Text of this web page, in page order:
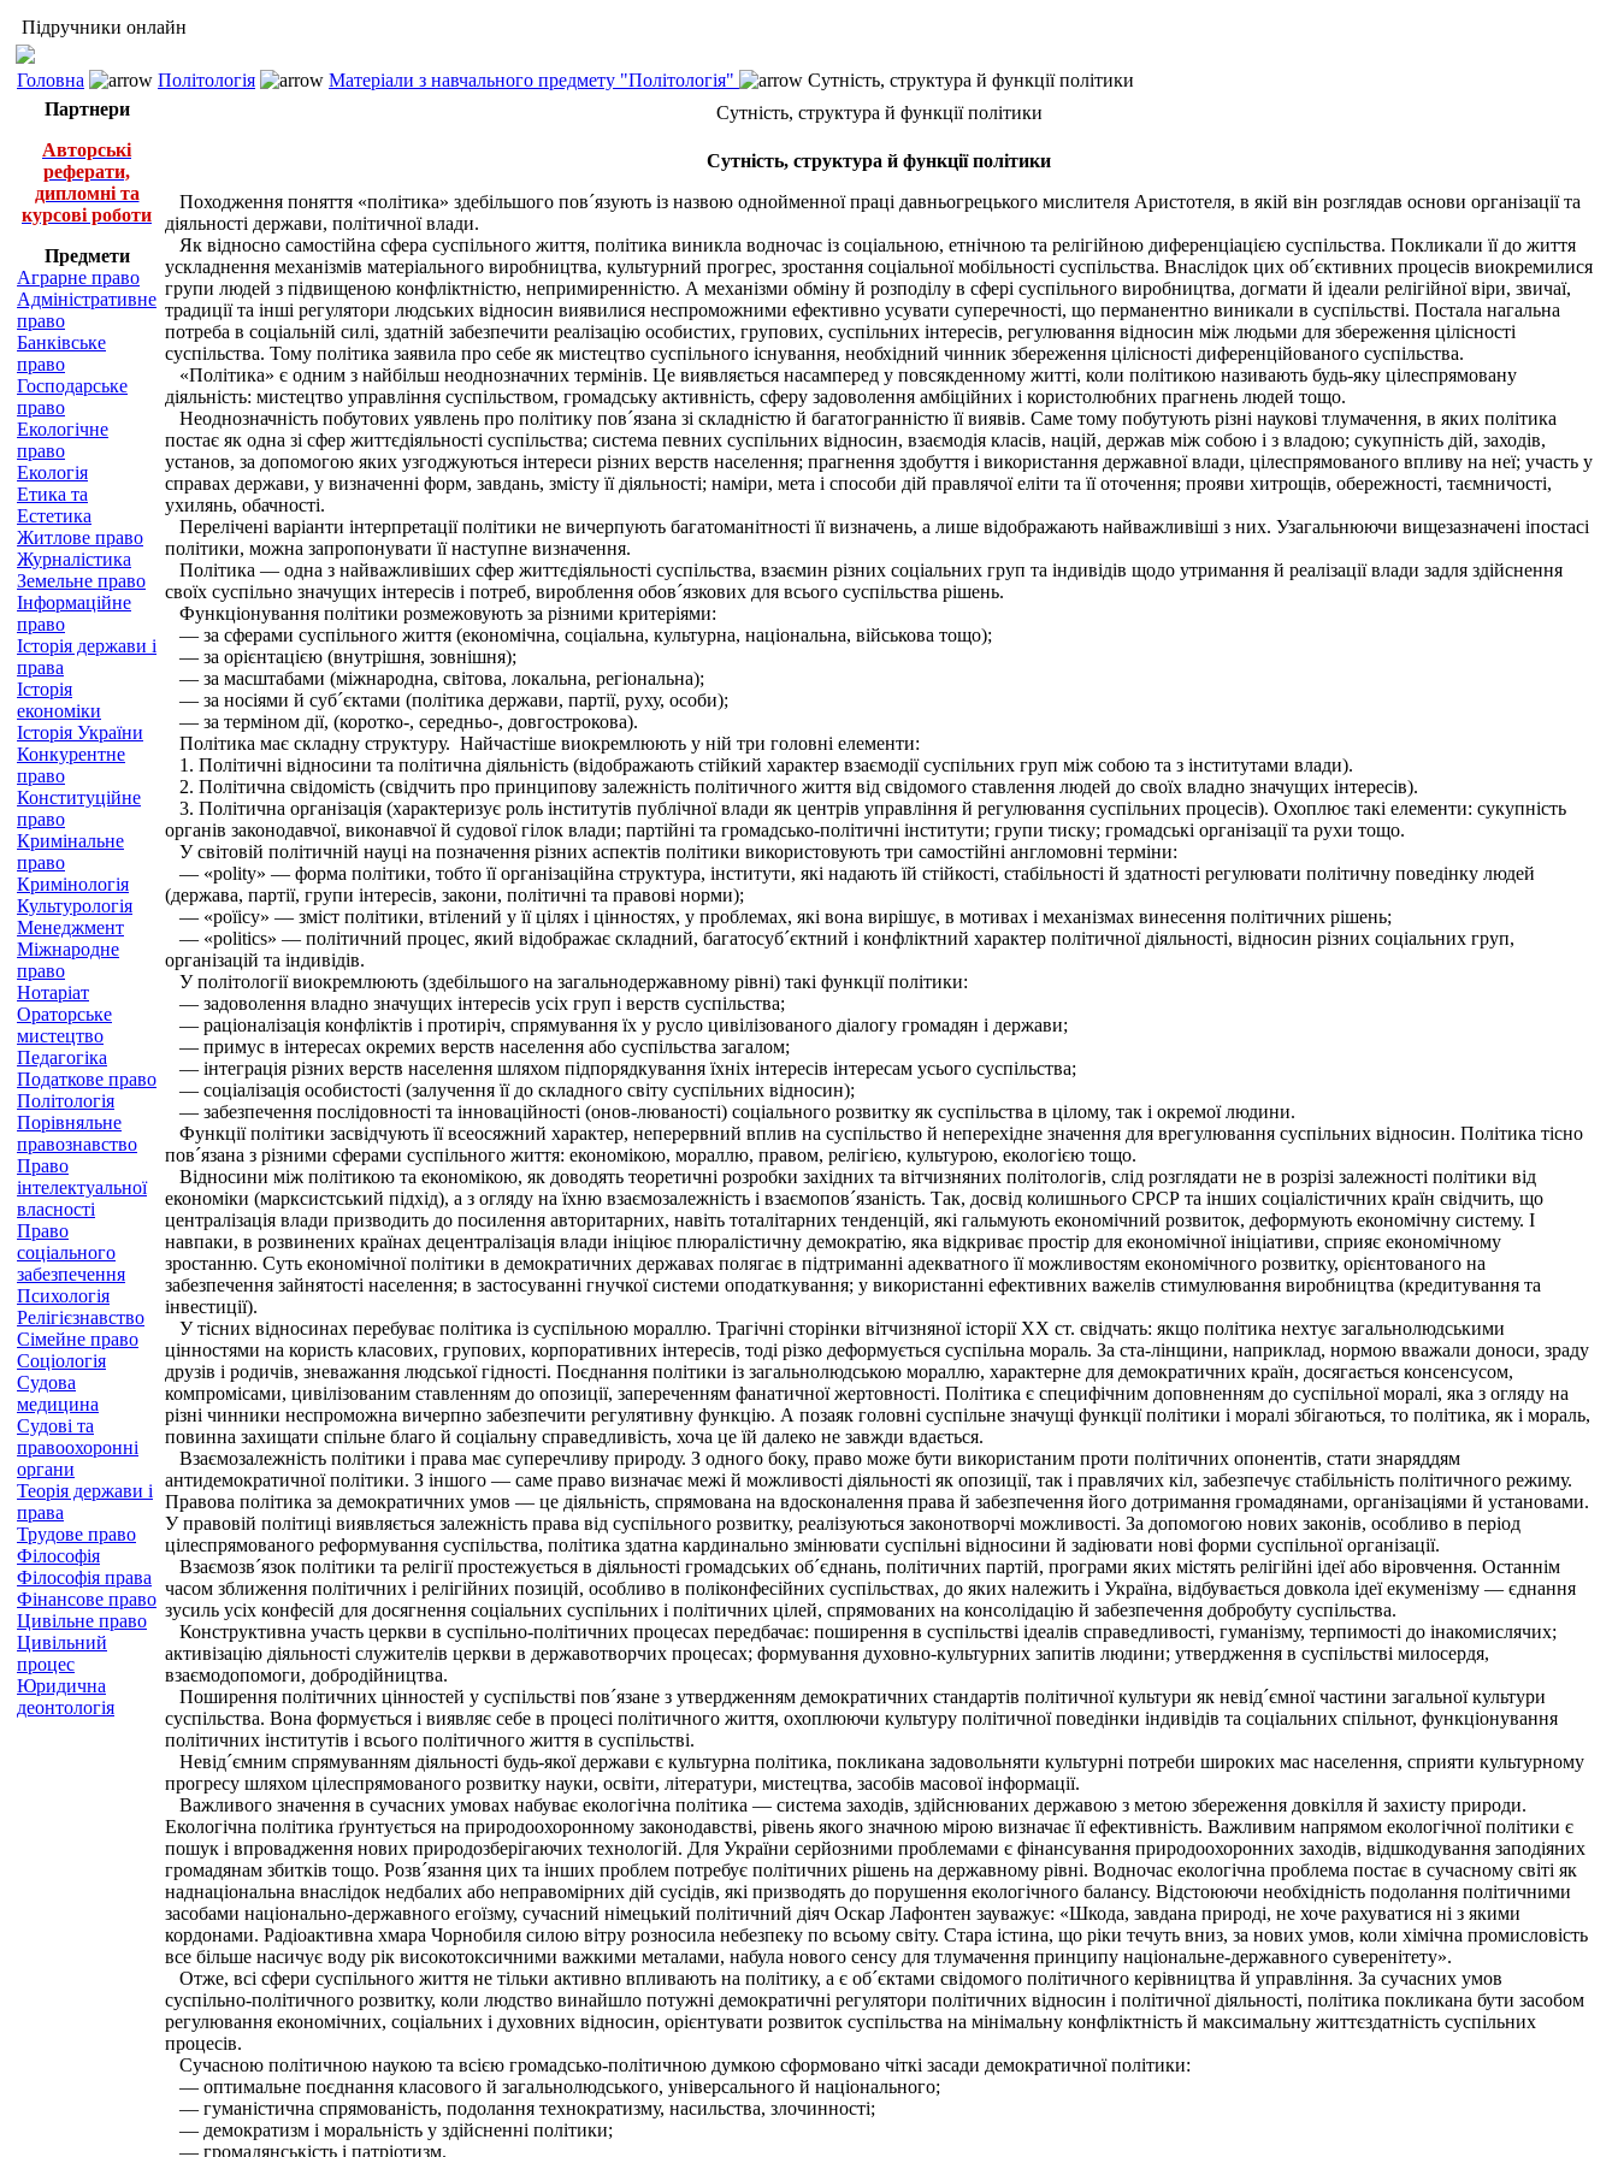
Підручники онлайн
Головна Політологія Матеріали з навчального предмету "Політологія"
Сутність, структура й функції політики
Партнери
Авторські
реферати,
дипломні та
курсові роботи
Предмети
Аграрне право
Адміністративне
право
Банківське
право
Господарське
право
Екологічне
право
Екологія
Етика та
Естетика
Житлове право
Журналістика
Земельне право
Інформаційне
право
Історія держави і
права
Історія
економіки
Історія України
Конкурентне
право
Конституційне
право
Кримінальне
право
Кримінологія
Культурологія
Менеджмент
Міжнародне
право
Нотаріат
Ораторське
мистецтво
Педагогіка
Податкове право
Політологія
Порівняльне
правознавство
Право
інтелектуальної
власності
Право
соціального
забезпечення
Психологія
Релігієзнавство
Сімейне право
Соціологія
Судова
медицина
Судові та
правоохоронні
органи
Теорія держави і
права
Трудове право
Філософія
Філософія права
Фінансове право
Цивільне право
Цивільний
процес
Юридична
деонтологія
Сутність, структура й функції політики
Сутність, структура й функції політики
Походження поняття «політика» здебільшого пов´язують із назвою однойменної праці давньогрецького мислителя Аристотеля, в якій він розглядав основи організації та
діяльності держави, політичної влади.
Як відносно самостійна сфера суспільного життя, політика виникла водночас із соціальною, етнічною та релігійною диференціацією суспільства. Покликали її до життя
ускладнення механізмів матеріального виробництва, культурний прогрес, зростання соціальної мобільності суспільства. Внаслідок цих об´єктивних процесів виокремилися
групи людей з підвищеною конфліктністю, непримиренністю. А механізми обміну й розподілу в сфері суспільного виробництва, догмати й ідеали релігійної віри, звичаї,
традиції та інші регулятори людських відносин виявилися неспроможними ефективно усувати суперечності, що перманентно виникали в суспільстві. Постала нагальна
потреба в соціальній силі, здатній забезпечити реалізацію особистих, групових, суспільних інтересів, регулювання відносин між людьми для збереження цілісності
суспільства. Тому політика заявила про себе як мистецтво суспільного існування, необхідний чинник збереження цілісності диференційованого суспільства.
«Політика» є одним з найбільш неоднозначних термінів. Це виявляється насамперед у повсякденному житті, коли політикою називають будь-яку цілеспрямовану
діяльність: мистецтво управління суспільством, громадську активність, сферу задоволення амбіційних і користолюбних прагнень людей тощо.
Неоднозначність побутових уявлень про політику пов´язана зі складністю й багатогранністю її виявів. Саме тому побутують різні наукові тлумачення, в яких політика
постає як одна зі сфер життєдіяльності суспільства; система певних суспільних відносин, взаємодія класів, націй, держав між собою і з владою; сукупність дій, заходів,
установ, за допомогою яких узгоджуються інтереси різних верств населення; прагнення здобуття і використання державної влади, цілеспрямованого впливу на неї; участь у
справах держави, у визначенні форм, завдань, змісту її діяльності; наміри, мета і способи дій правлячої еліти та її оточення; прояви хитрощів, обережності, таємничості,
ухилянь, обачності.
Перелічені варіанти інтерпретації політики не вичерпують багатоманітності її визначень, а лише відображають найважливіші з них. Узагальнюючи вищезазначені іпостасі
політики, можна запропонувати її наступне визначення.
Політика — одна з найважливіших сфер життєдіяльності суспільства, взаємин різних соціальних груп та індивідів щодо утримання й реалізації влади задля здійснення
своїх суспільно значущих інтересів і потреб, вироблення обов´язкових для всього суспільства рішень.
Функціонування політики розмежовують за різними критеріями:
— за сферами суспільного життя (економічна, соціальна, культурна, національна, військова тощо);
— за орієнтацією (внутрішня, зовнішня);
— за масштабами (міжнародна, світова, локальна, регіональна);
— за носіями й суб´єктами (політика держави, партії, руху, особи);
— за терміном дії, (коротко-, середньо-, довгострокова).
Політика має складну структуру. Найчастіше виокремлюють у ній три головні елементи:
1. Політичні відносини та політична діяльність (відображають стійкий характер взаємодії суспільних груп між собою та з інститутами влади).
2. Політична свідомість (свідчить про принципову залежність політичного життя від свідомого ставлення людей до своїх владно значущих інтересів).
3. Політична організація (характеризує роль інститутів публічної влади як центрів управління й регулювання суспільних процесів). Охоплює такі елементи: сукупність
органів законодавчої, виконавчої й судової гілок влади; партійні та громадсько-політичні інститути; групи тиску; громадські організації та рухи тощо.
У світовій політичній науці на позначення різних аспектів політики використовують три самостійні англомовні терміни:
— «polity» — форма політики, тобто її організаційна структура, інститути, які надають їй стійкості, стабільності й здатності регулювати політичну поведінку людей
(держава, партії, групи інтересів, закони, політичні та правові норми);
— «роїісу» — зміст політики, втілений у її цілях і цінностях, у проблемах, які вона вирішує, в мотивах і механізмах винесення політичних рішень;
— «politics» — політичний процес, який відображає складний, багатосуб´єктний і конфліктний характер політичної діяльності, відносин різних соціальних груп,
організацій та індивідів.
У політології виокремлюють (здебільшого на загальнодержавному рівні) такі функції політики:
— задоволення владно значущих інтересів усіх груп і верств суспільства;
— раціоналізація конфліктів і протиріч, спрямування їх у русло цивілізованого діалогу громадян і держави;
— примус в інтересах окремих верств населення або суспільства загалом;
— інтеграція різних верств населення шляхом підпорядкування їхніх інтересів інтересам усього суспільства;
— соціалізація особистості (залучення її до складного світу суспільних відносин);
— забезпечення послідовності та інноваційності (онов-люваності) соціального розвитку як суспільства в цілому, так і окремої людини.
Функції політики засвідчують її всеосяжний характер, неперервний вплив на суспільство й неперехідне значення для врегулювання суспільних відносин. Політика тісно
пов´язана з різними сферами суспільного життя: економікою, мораллю, правом, релігією, культурою, екологією тощо.
Відносини між політикою та економікою, як доводять теоретичні розробки західних та вітчизняних політологів, слід розглядати не в розрізі залежності політики від
економіки (марксистський підхід), а з огляду на їхню взаємозалежність і взаємопов´язаність. Так, досвід колишнього СРСР та інших соціалістичних країн свідчить, що
централізація влади призводить до посилення авторитарних, навіть тоталітарних тенденцій, які гальмують економічний розвиток, деформують економічну систему. І
навпаки, в розвинених країнах децентралізація влади ініціює плюралістичну демократію, яка відкриває простір для економічної ініціативи, сприяє економічному
зростанню. Суть економічної політики в демократичних державах полягає в підтриманні адекватного її можливостям економічного розвитку, орієнтованого на
забезпечення зайнятості населення; в застосуванні гнучкої системи оподаткування; у використанні ефективних важелів стимулювання виробництва (кредитування та
інвестиції).
У тісних відносинах перебуває політика із суспільною мораллю. Трагічні сторінки вітчизняної історії XX ст. свідчать: якщо політика нехтує загальнолюдськими
цінностями на користь класових, групових, корпоративних інтересів, тоді різко деформується суспільна мораль. За ста-лінщини, наприклад, нормою вважали доноси, зраду
друзів і родичів, зневажання людської гідності. Поєднання політики із загальнолюдською мораллю, характерне для демократичних країн, досягається консенсусом,
компромісами, цивілізованим ставленням до опозиції, запереченням фанатичної жертовності. Політика є специфічним доповненням до суспільної моралі, яка з огляду на
різні чинники неспроможна вичерпно забезпечити регулятивну функцію. А позаяк головні суспільне значущі функції політики і моралі збігаються, то політика, як і мораль,
повинна захищати спільне благо й соціальну справедливість, хоча це їй далеко не завжди вдається.
Взаємозалежність політики і права має суперечливу природу. З одного боку, право може бути використаним проти політичних опонентів, стати знаряддям
антидемократичної політики. З іншого — саме право визначає межі й можливості діяльності як опозиції, так і правлячих кіл, забезпечує стабільність політичного режиму.
Правова політика за демократичних умов — це діяльність, спрямована на вдосконалення права й забезпечення його дотримання громадянами, організаціями й установами.
У правовій політиці виявляється залежність права від суспільного розвитку, реалізуються законотворчі можливості. За допомогою нових законів, особливо в період
цілеспрямованого реформування суспільства, політика здатна кардинально змінювати суспільні відносини й задіювати нові форми суспільної організації.
Взаємозв´язок політики та релігії простежується в діяльності громадських об´єднань, політичних партій, програми яких містять релігійні ідеї або віровчення. Останнім
часом зближення політичних і релігійних позицій, особливо в поліконфесійних суспільствах, до яких належить і Україна, відбувається довкола ідеї екуменізму — єднання
зусиль усіх конфесій для досягнення соціальних суспільних і політичних цілей, спрямованих на консолідацію й забезпечення добробуту суспільства.
Конструктивна участь церкви в суспільно-політичних процесах передбачає: поширення в суспільстві ідеалів справедливості, гуманізму, терпимості до інакомислячих;
активізацію діяльності служителів церкви в державотворчих процесах; формування духовно-культурних запитів людини; утвердження в суспільстві милосердя,
взаємодопомоги, добродійництва.
Поширення політичних цінностей у суспільстві пов´язане з утвердженням демократичних стандартів політичної культури як невід´ємної частини загальної культури
суспільства. Вона формується і виявляє себе в процесі політичного життя, охоплюючи культуру політичної поведінки індивідів та соціальних спільнот, функціонування
політичних інститутів і всього політичного життя в суспільстві.
Невід´ємним спрямуванням діяльності будь-якої держави є культурна політика, покликана задовольняти культурні потреби широких мас населення, сприяти культурному
прогресу шляхом цілеспрямованого розвитку науки, освіти, літератури, мистецтва, засобів масової інформації.
Важливого значення в сучасних умовах набуває екологічна політика — система заходів, здійснюваних державою з метою збереження довкілля й захисту природи.
Екологічна політика ґрунтується на природоохоронному законодавстві, рівень якого значною мірою визначає її ефективність. Важливим напрямом екологічної політики є
пошук і впровадження нових природозберігаючих технологій. Для України серйозними проблемами є фінансування природоохоронних заходів, відшкодування заподіяних
громадянам збитків тощо. Розв´язання цих та інших проблем потребує політичних рішень на державному рівні. Водночас екологічна проблема постає в сучасному світі як
наднаціональна внаслідок недбалих або неправомірних дій сусідів, які призводять до порушення екологічного балансу. Відстоюючи необхідність подолання політичними
засобами національно-державного егоїзму, сучасний німецький політичний діяч Оскар Лафонтен зауважує: «Шкода, завдана природі, не хоче рахуватися ні з якими
кордонами. Радіоактивна хмара Чорнобиля силою вітру розносила небезпеку по всьому світу. Стара істина, що ріки течуть вниз, за нових умов, коли хімічна промисловість
все більше насичує воду рік високотоксичними важкими металами, набула нового сенсу для тлумачення принципу національне-державного суверенітету».
Отже, всі сфери суспільного життя не тільки активно впливають на політику, а є об´єктами свідомого політичного керівництва й управління. За сучасних умов
суспільно-політичного розвитку, коли людство винайшло потужні демократичні регулятори політичних відносин і політичної діяльності, політика покликана бути засобом
регулювання економічних, соціальних і духовних відносин, орієнтувати розвиток суспільства на мінімальну конфліктність й максимальну життєздатність суспільних
процесів.
Сучасною політичною наукою та всією громадсько-політичною думкою сформовано чіткі засади демократичної політики:
— оптимальне поєднання класового й загальнолюдського, універсального й національного;
— гуманістична спрямованість, подолання технократизму, насильства, злочинності;
— демократизм і моральність у здійсненні політики;
— громадянськість і патріотизм.